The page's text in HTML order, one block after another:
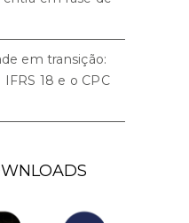
em transição:
18 e o CPC